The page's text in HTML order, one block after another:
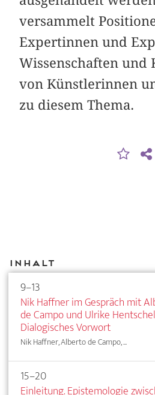
versammelt
Expertinnen und
Wissenschaften und
von Künstlerinnen
zu diesem Thema.
Inhalt
9–13
Nik Haffner im Gespräch mit
de Campo und Ulrike
Dialogisches Vorwort
Nik Haffner, Alberto de Campo, ...
15–20
Einleitung. Epistemologie